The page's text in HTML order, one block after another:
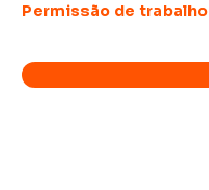
Permissão de trabalho